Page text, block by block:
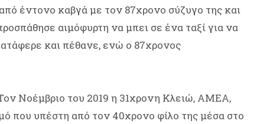
έντονο καβγά με τον 87χρονο σύζυγο της και
αιμόφυρτη να μπει σε ένα ταξί για να
και πέθανε, ενώ ο 87χρονος
Νοέμβριο του 2019 η 31χρονη Κλειώ, ΑΜΕΑ,
που υπέστη από τον 40χρονο φίλο της μέσα στο